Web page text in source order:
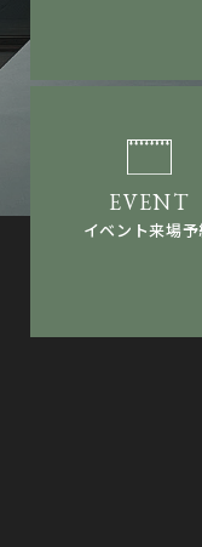
イベント来場予